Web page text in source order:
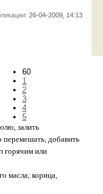
26-04-2009, 14:13
60
1
2
3
4
5
залить
перемешать, добавить
горячим или
масла; корица,